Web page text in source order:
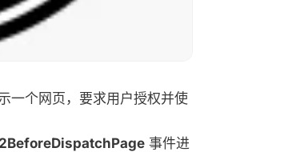
一个网页，要求用户授权并使
事件进